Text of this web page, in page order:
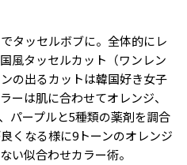
タッセルボブに。全体的にレ
風タッセルカット（ワンレン
の出るカットは韓国好き女子
ーは肌に合わせてオレンジ、
パープルと5種類の薬剤を調合
くなる様に9トーンのオレンジ
い似合わせカラー術。